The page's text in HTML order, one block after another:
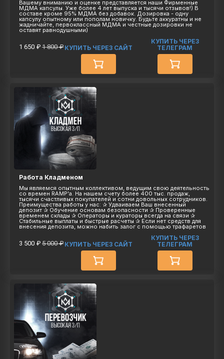
Вашему вниманию и оценке представляется наши Фирменные
МДМА капсулы. Уже более 4 лет выпуска и тысячи отзывов!) В
составе кроме 95% МДМА без добавок. Дозировка - одну
капсулу опытному или пополам новичку. Будьте аккуратны и не
жадничайте, первоклассный МДМА и честные дозировки не
оставят равнодушными)
1 650 ₽ 1 800 ₽ КУПИТЬ ЧЕРЕЗ САЙТ
КУПИТЬ ЧЕРЕЗ
ТЕЛЕГРАМ
Работа Кладменом
Мы являемся опытным коллективом, ведущим свою деятельность
со времен RAMP'а. На нашем счету более 400 тыс. продаж,
тысячи счастливых покупателей и сотни довольных сотрудников.
Преимущества работы у нас: ✰ Удваиваем Ваш внесенный
депозит ✰ Обучение основам безопасности ✰ Проверенные
временем склады ✰ Операторы и кураторы всегда на связи ✰
Стабильные выплаты и быстрые расчеты ✰ Если нет средств для
внесения депозита, можно набить залог с помощью трафаретов
3 500 ₽ 5 000 ₽ КУПИТЬ ЧЕРЕЗ САЙТ
КУПИТЬ ЧЕРЕЗ
ТЕЛЕГРАМ